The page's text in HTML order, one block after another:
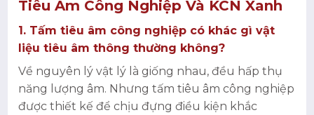
Tiêu Âm Công Nghiệp Và KCN Xanh
1. Tấm tiêu âm công nghiệp có khác gì vật
liệu tiêu âm thông thường không?
Về nguyên lý vật lý là giống nhau, đều hấp thụ
năng lượng âm. Nhưng tấm tiêu âm công nghiệp
được thiết kế để chịu đựng điều kiện khắc